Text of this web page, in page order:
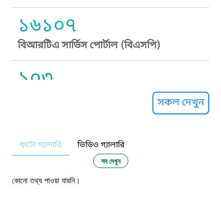
১৬১০৭
বিআরটিএ সার্ভিস পোর্টাল (বিএসপি)
১০৩
নারী ও শিশু নির্যাতন প্রতিরোধ
১০৬
সকল দেখুন
ফটো গ্যালারি ভিডিও গ্যালারি
সব দেখুন
কোনো তথ্য পাওয়া যায়নি।